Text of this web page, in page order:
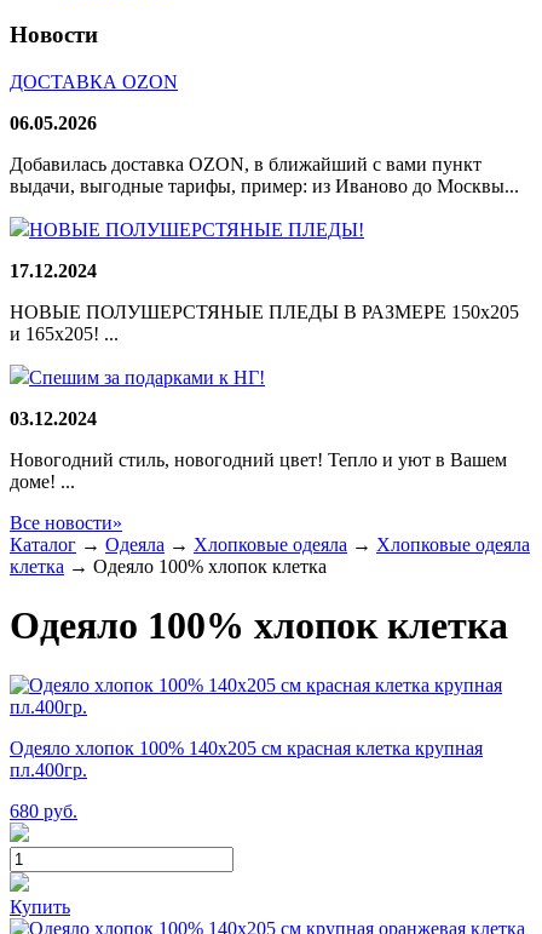
Новости
ДОСТАВКА OZON
06.05.2026
Добавилась доставка OZON, в ближайший с вами пункт
выдачи, выгодные тарифы, пример: из Иваново до Москвы...
НОВЫЕ ПОЛУШЕРСТЯНЫЕ ПЛЕДЫ!
17.12.2024
НОВЫЕ ПОЛУШЕРСТЯНЫЕ ПЛЕДЫ В РАЗМЕРЕ 150х205
и 165х205! ...
Спешим за подарками к НГ!
03.12.2024
Новогодний стиль, новогодний цвет! Тепло и уют в Вашем
доме! ...
Все новости»
Каталог → Одеяла → Хлопковые одеяла → Хлопковые одеяла
клетка → Одеяло 100% хлопок клетка
Одеяло 100% хлопок клетка
Одеяло хлопок 100% 140х205 см красная клетка крупная
пл.400гр.
680 руб.
Купить